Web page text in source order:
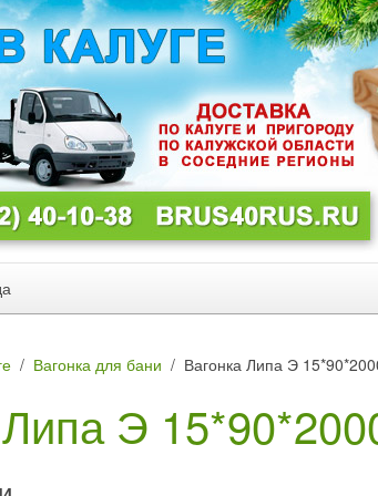
Вагонка для бани Вагонка Липа Э
Э